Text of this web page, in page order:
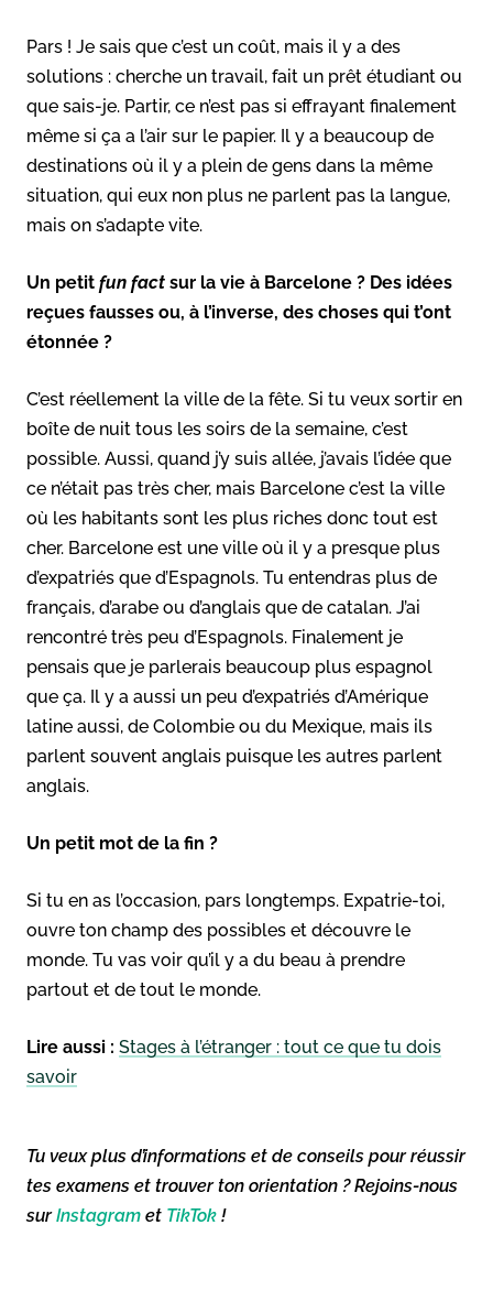
Pars ! Je sais que c’est un coût, mais il y a des
solutions : cherche un travail, fait un prêt étudiant ou
que sais-je. Partir, ce n’est pas si effrayant finalement
même si ça a l’air sur le papier. Il y a beaucoup de
destinations où il y a plein de gens dans la même
situation, qui eux non plus ne parlent pas la langue,
mais on s’adapte vite.
Un petit fun fact sur la vie à Barcelone ? Des idées
reçues fausses ou, à l’inverse, des choses qui t’ont
étonnée ?
C’est réellement la ville de la fête. Si tu veux sortir en
boîte de nuit tous les soirs de la semaine, c’est
possible. Aussi, quand j’y suis allée, j’avais l’idée que
ce n’était pas très cher, mais Barcelone c’est la ville
où les habitants sont les plus riches donc tout est
cher. Barcelone est une ville où il y a presque plus
d’expatriés que d’Espagnols. Tu entendras plus de
français, d’arabe ou d’anglais que de catalan. J’ai
rencontré très peu d’Espagnols. Finalement je
pensais que je parlerais beaucoup plus espagnol
que ça. Il y a aussi un peu d’expatriés d’Amérique
latine aussi, de Colombie ou du Mexique, mais ils
parlent souvent anglais puisque les autres parlent
anglais.
Un petit mot de la fin ?
Si tu en as l’occasion, pars longtemps. Expatrie-toi,
ouvre ton champ des possibles et découvre le
monde. Tu vas voir qu’il y a du beau à prendre
partout et de tout le monde.
Lire aussi : Stages à l’étranger : tout ce que tu dois
savoir
Tu veux plus d’informations et de conseils pour réussir
tes examens et trouver ton orientation ? Rejoins-nous
surInstagram et TikTok !